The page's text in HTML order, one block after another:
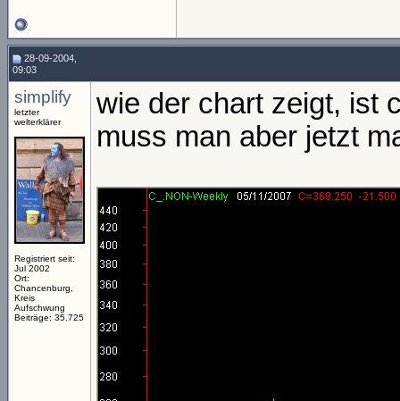
28-09-2004,
09:03
simplify
letzter
welterklärer
Registriert seit:
Jul 2002
Ort:
Chancenburg,
Kreis
Aufschwung
Beiträge: 35.725
wie der chart zeigt, ist
muss man aber jetzt